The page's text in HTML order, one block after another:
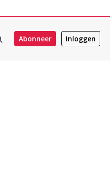
Abonneer Inloggen